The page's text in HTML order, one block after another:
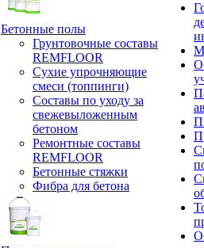
Бетонные полы
Грунтовочные составы
REMFLOOR
Сухие упрочняющие
смеси (топпинги)
Составы по уходу за
свежевыложенным
бетоном
Ремонтные составы
REMFLOOR
Бетонные стяжки
Фибра для бетона